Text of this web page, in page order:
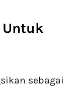
Untuk
sebagai